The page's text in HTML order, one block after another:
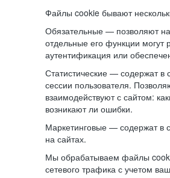
Файлы cookie бывают
Обязательные — позволяют
отдельные его функции
аутентификация или
Статистические — содержат
сессии пользователя.
взаимодействуют с сайтом:
возникают ли ошибки.
Маркетинговые — содержат
на сайтах.
Мы обрабатываем файлы
сетевого трафика с учетом